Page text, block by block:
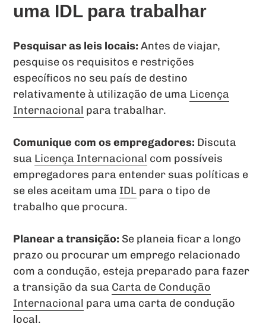
uma IDL para trabalhar
Pesquisar as leis locais: Antes de viajar,
pesquise os requisitos e restrições
específicos no seu país de destino
relativamente à utilização de uma Licença
Internacional para trabalhar.
Comunique com os empregadores: Discuta
sua Licença Internacional com possíveis
empregadores para entender suas políticas e
se eles aceitam uma IDL para o tipo de
trabalho que procura.
Planear a transição: Se planeia ficar a longo
prazo ou procurar um emprego relacionado
com a condução, esteja preparado para fazer
a transição da sua Carta de Condução
Internacional para uma carta de condução
local.